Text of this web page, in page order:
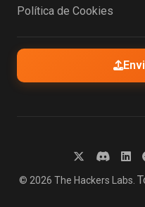
Política de Cookies
© 2026 The Hackers Labs.